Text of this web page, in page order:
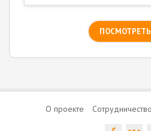
О проекте Сотрудничество